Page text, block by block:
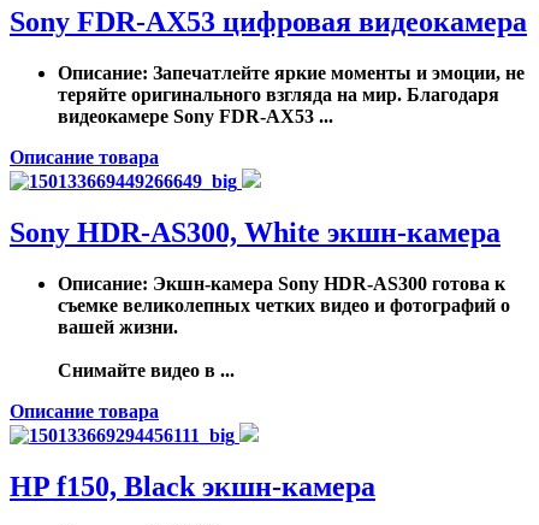
Sony FDR-AX53 цифровая видеокамера
Описание: Запечатлейте яркие моменты и эмоции, не
теряйте оригинального взгляда на мир. Благодаря
видеокамере Sony FDR-AX53 ...
Описание товара
Sony HDR-AS300, White экшн-камера
Описание: Экшн-камера Sony HDR-AS300 готова к
съемке великолепных четких видео и фотографий о
вашей жизни.
Снимайте видео в ...
Описание товара
HP f150, Black экшн-камера